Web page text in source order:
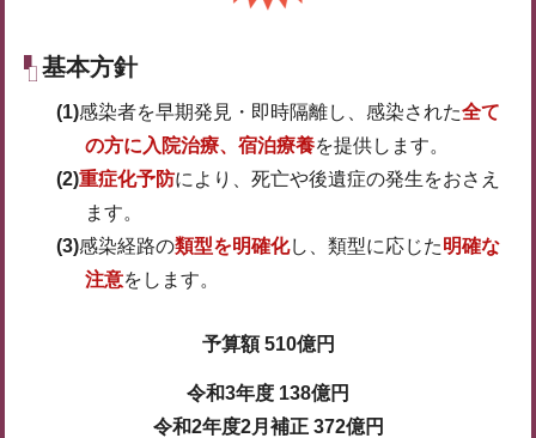
基本方針
(1)感染者を早期発見・即時隔離し、感染された全て
の方に入院治療、宿泊療養を提供します。
(2)重症化予防により、死亡や後遺症の発生をおさえ
ます。
(3)感染経路の類型を明確化し、類型に応じた明確な
注意をします。
予算額 510億円
令和3年度 138億円
令和2年度2月補正 372億円